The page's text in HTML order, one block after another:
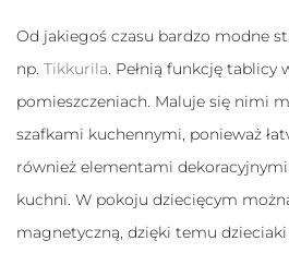
Od jakiegoś czasu bardzo modne
np. Tikkurila. Pełnią funkcję tablicy
pomieszczeniach. Maluje się nimi
szafkami kuchennymi, ponieważ
również elementami
kuchni. W pokoju dziecięcym
magnetyczną, dzięki temu